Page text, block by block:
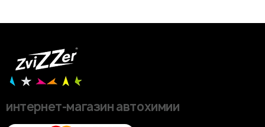
интернет-магазин автохимии